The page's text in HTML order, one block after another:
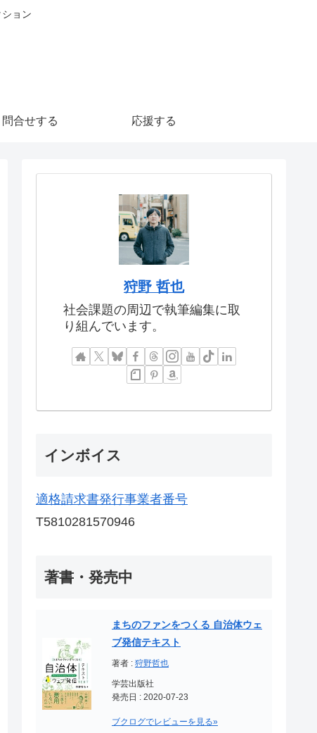
ョン
問合せする 応援する
狩野 哲也
社会課題の周辺で執筆編集に取
り組んでいます。
インボイス
適格請求書発行事業者番号
T5810281570946
著書・発売中
まちのファンをつくる 自治体ウェ
ブ発信テキスト
著者 : 狩野哲也
学芸出版社
発売日 : 2020-07-23
ブクログでレビューを見る»